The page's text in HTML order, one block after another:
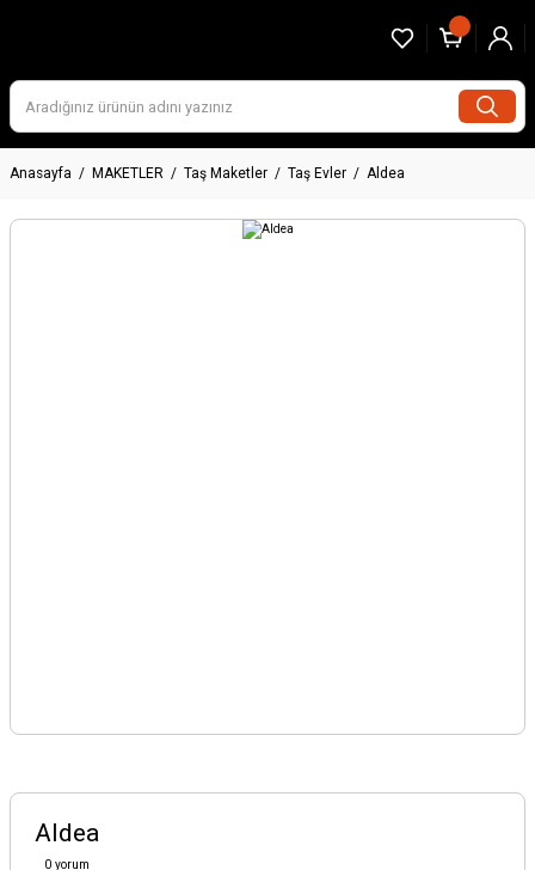
Anasayfa MAKETLER Taş Maketler Taş Evler Aldea
Aldea
0 yorum